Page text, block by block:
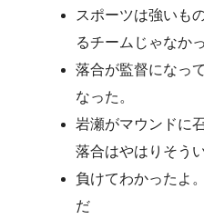
スポーツは強いも
るチームじゃなか
落合が監督になっ
なった。
岩瀬がマウンドに
落合はやはりそう
負けてわかったよ
だ